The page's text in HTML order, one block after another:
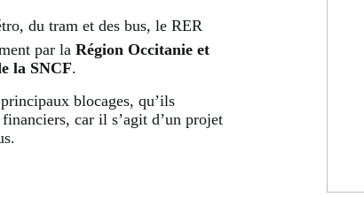
du tram et des bus, le RER
par la Région Occitanie et
la SNCF.
blocages, qu’ils
car il s’agit d’un projet